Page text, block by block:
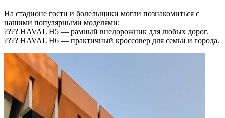
На стадионе гости и болельщики могли познакомиться с
нашими популярными моделями:
???? HAVAL H5 — рамный внедорожник для любых дорог.
???? HAVAL Н6 — практичный кроссовер для семьи и города.